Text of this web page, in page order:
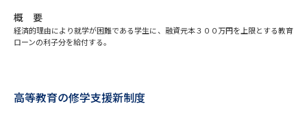
新生活お役立ちガイド
概 要
経済的理由により就学が困難である学生に、融資元本３００万円を上限とする教育
ローンの利子分を給付する。
高等教育の修学支援新制度